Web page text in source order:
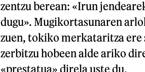
zentzu berean: «Irun
dugu». Mugikortasunaren
zuen, tokiko merkataritza ere
zerbitzu hobeen alde ariko
«prestatua» direla uste du.